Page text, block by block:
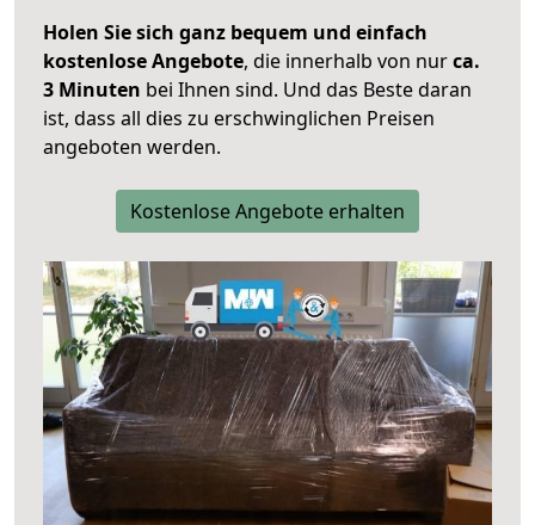
Holen Sie sich ganz bequem und einfach
kostenlose Angebote, die innerhalb von nurca.
3 Minuten bei Ihnen sind. Und das Beste daran
ist, dass all dies zu erschwinglichen Preisen
angeboten werden.
Kostenlose Angebote erhalten